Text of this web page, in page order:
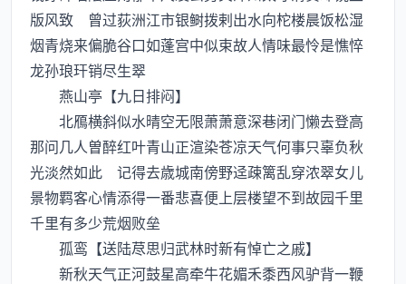
版风致 曾过荻洲江市银鲥拨剌出水向柁楼晨饭松湿
烟青烧来偏脆谷口如蓬宫中似束故人情味最怜是憔悴
龙孙琅玕销尽生翠
燕山亭【九日排闷】
北鴈横斜似水晴空无限萧萧意深巷闭门懒去登高
那问几人曽醉红叶青山正渲染苍凉天气何事只辜负秋
光淡然如此 记得去歳城南傍野迳疎篱乱穿浓翠女儿
景物羁客心情添得一番悲喜便上层楼望不到故园千里
千里有多少荒烟败垒
孤鸾【送陆荩思归武林时新有悼亡之戚】
新秋天气正河鼓星高牵牛花媚禾黍西风驴背一鞭